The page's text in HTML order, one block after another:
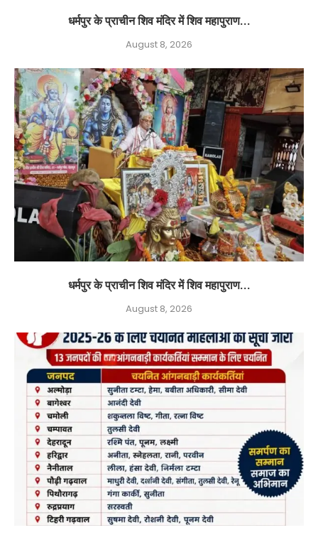
धर्मपुर के प्राचीन शिव मंदिर में शिव महापुराण...
August 8, 2026
धर्मपुर के प्राचीन शिव मंदिर में शिव महापुराण...
August 8, 2026